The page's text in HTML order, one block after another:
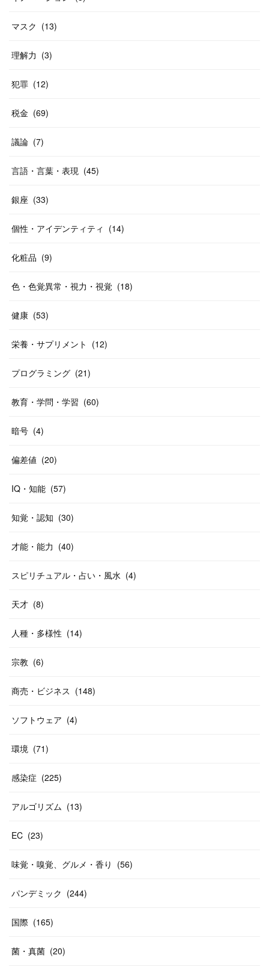
マスク (13)
理解力 (3)
犯罪 (12)
税金 (69)
議論 (7)
言語・言葉・表現 (45)
銀座 (33)
個性・アイデンティティ (14)
化粧品 (9)
色・色覚異常・視力・視覚 (18)
健康 (53)
栄養・サプリメント (12)
プログラミング (21)
教育・学問・学習 (60)
暗号 (4)
偏差値 (20)
IQ・知能 (57)
知覚・認知 (30)
才能・能力 (40)
スピリチュアル・占い・風水 (4)
天才 (8)
人種・多様性 (14)
宗教 (6)
商売・ビジネス (148)
ソフトウェア (4)
環境 (71)
感染症 (225)
アルゴリズム (13)
EC (23)
味覚・嗅覚、グルメ・香り (56)
パンデミック (244)
国際 (165)
菌・真菌 (20)